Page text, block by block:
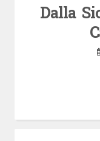
Dalla